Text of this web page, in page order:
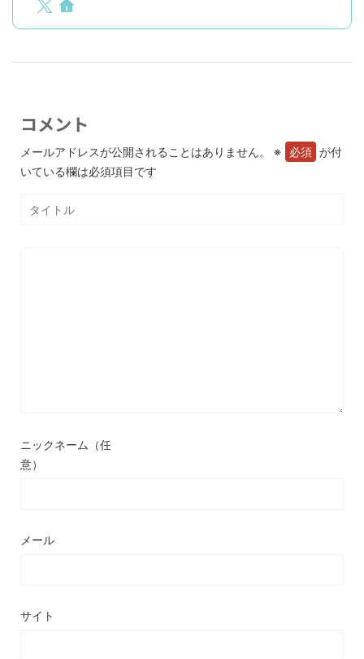
コメント
メールアドレスが公開されることはありません。 ※
が付
いている欄は必須項目です
ニックネーム（任
意）
メール
サイト